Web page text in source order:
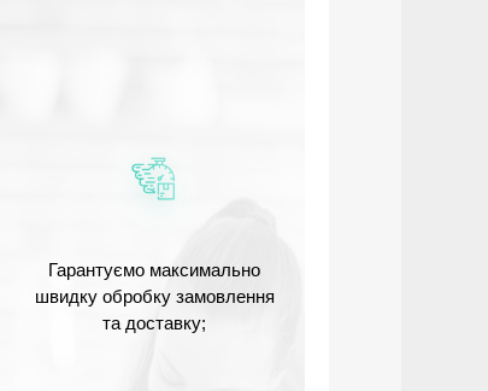
Гарантуємо максимально
швидку обробку замовлення
та доставку;